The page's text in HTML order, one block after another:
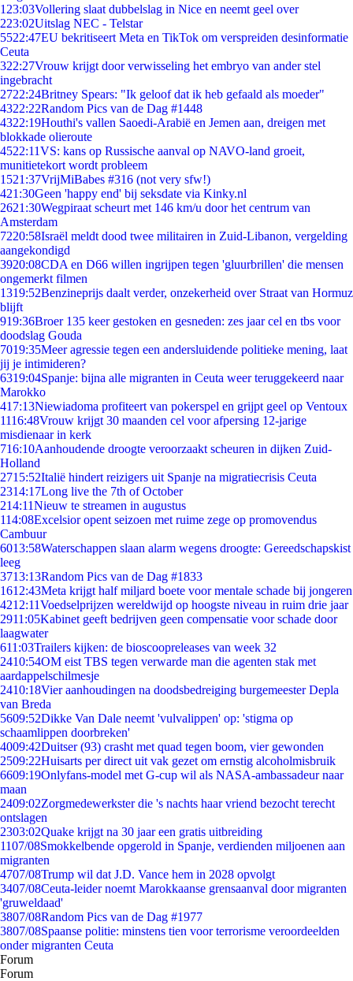
1 23:03Vollering slaat dubbelslag in Nice en neemt geel over
223:02Uitslag NEC - Telstar
5522:47EU bekritiseert Meta en TikTok om verspreiden desinformatie
Ceuta
322:27Vrouw krijgt door verwisseling het embryo van ander stel
ingebracht
2722:24Britney Spears: "Ik geloof dat ik heb gefaald als moeder"
4322:22Random Pics van de Dag #1448
4322:19Houthi's vallen Saoedi-Arabië en Jemen aan, dreigen met
blokkade olieroute
4522:11VS: kans op Russische aanval op NAVO-land groeit,
munitietekort wordt probleem
1521:37VrijMiBabes #316 (not very sfw!)
421:30Geen 'happy end' bij seksdate via Kinky.nl
2621:30Wegpiraat scheurt met 146 km/u door het centrum van
Amsterdam
7220:58Israël meldt dood twee militairen in Zuid-Libanon, vergelding
aangekondigd
3920:08CDA en D66 willen ingrijpen tegen 'gluurbrillen' die mensen
ongemerkt filmen
1319:52Benzineprijs daalt verder, onzekerheid over Straat van Hormuz
blijft
919:36Broer 135 keer gestoken en gesneden: zes jaar cel en tbs voor
doodslag Gouda
7019:35Meer agressie tegen een andersluidende politieke mening, laat
jij je intimideren?
6319:04Spanje: bijna alle migranten in Ceuta weer teruggekeerd naar
Marokko
417:13Niewiadoma profiteert van pokerspel en grijpt geel op Ventoux
1116:48Vrouw krijgt 30 maanden cel voor afpersing 12-jarige
misdienaar in kerk
716:10Aanhoudende droogte veroorzaakt scheuren in dijken Zuid-
Holland
2715:52Italië hindert reizigers uit Spanje na migratiecrisis Ceuta
2314:17Long live the 7th of October
214:11Nieuw te streamen in augustus
114:08Excelsior opent seizoen met ruime zege op promovendus
Cambuur
6013:58Waterschappen slaan alarm wegens droogte: Gereedschapskist
leeg
3713:13Random Pics van de Dag #1833
1612:43Meta krijgt half miljard boete voor mentale schade bij jongeren
4212:11Voedselprijzen wereldwijd op hoogste niveau in ruim drie jaar
2911:05Kabinet geeft bedrijven geen compensatie voor schade door
laagwater
611:03Trailers kijken: de bioscoopreleases van week 32
2410:54OM eist TBS tegen verwarde man die agenten stak met
aardappelschilmesje
2410:18Vier aanhoudingen na doodsbedreiging burgemeester Depla
van Breda
5609:52Dikke Van Dale neemt 'vulvalippen' op: 'stigma op
schaamlippen doorbreken'
4009:42Duitser (93) crasht met quad tegen boom, vier gewonden
2509:22Huisarts per direct uit vak gezet om ernstig alcoholmisbruik
6609:19Onlyfans-model met G-cup wil als NASA-ambassadeur naar
maan
2409:02Zorgmedewerkster die 's nachts haar vriend bezocht terecht
ontslagen
2303:02Quake krijgt na 30 jaar een gratis uitbreiding
1107/08Smokkelbende opgerold in Spanje, verdienden miljoenen aan
migranten
4707/08Trump wil dat J.D. Vance hem in 2028 opvolgt
3407/08Ceuta-leider noemt Marokkaanse grensaanval door migranten
'gruweldaad'
3807/08Random Pics van de Dag #1977
3807/08Spaanse politie: minstens tien voor terrorisme veroordeelden
onder migranten Ceuta
Forum
Forum